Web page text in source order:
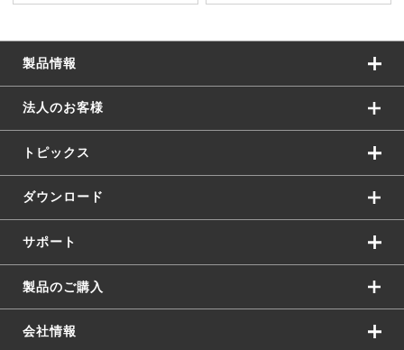
製品情報
法人のお客様
トピックス
ダウンロード
サポート
製品のご購入
会社情報